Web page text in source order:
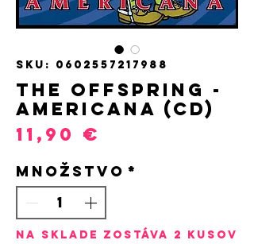
SKU: 0602557217988
The Offspring -
Americana (CD)
11,90 €
Množstvo *
Na sklade zostáva 2 kusov